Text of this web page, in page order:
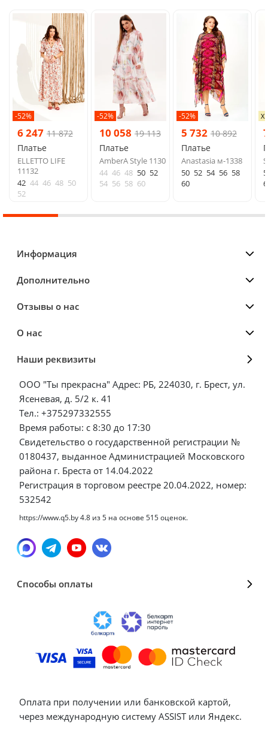
-52%
6 247 11 872
Платье
ELLETTO LIFE
11132
42 44 46 48 50
52
-52%
10 058 19 113
Платье
AmberA Style 1130
44 46 48 50 52
54 56 58 60
-52%
5 732 10 892
Платье
Anastasia м-1338
50 52 54 56 58
60
Информация
Дополнительно
Отзывы о нас
О нас
Наши реквизиты
ООО "Ты прекрасна" Адрес: РБ, 224030, г. Брест, ул.
Ясеневая, д. 5/2 к. 41
Тел.: +375297332555
Время работы: с 8:30 до 17:30
Свидетельство о государственной регистрации №
0180437, выданное Администрацией Московского
района г. Бреста от 14.04.2022
Регистрация в торговом реестре 20.04.2022, номер:
532542
https://www.q5.by4.8 из5 на основе 515оценок.
Способы оплаты
Оплата при получении или банковской картой,
через международную систему ASSIST или Яндекс.